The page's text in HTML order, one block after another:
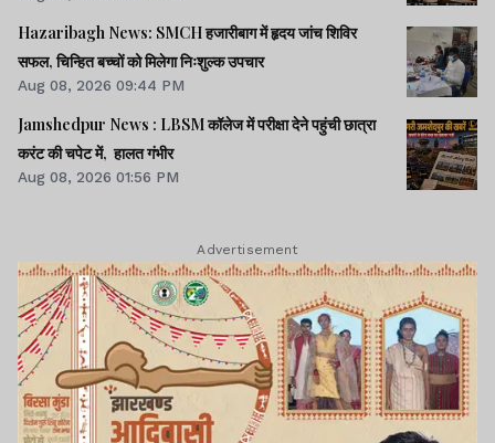
Hazaribagh News: SMCH हजारीबाग में हृदय जांच शिविर
सफल, चिन्हित बच्चों को मिलेगा निःशुल्क उपचार
Aug 08, 2026 09:44 PM
Jamshedpur News : LBSM कॉलेज में परीक्षा देने पहुंची छात्रा
करंट की चपेट में, हालत गंभीर
Aug 08, 2026 01:56 PM
Advertisement